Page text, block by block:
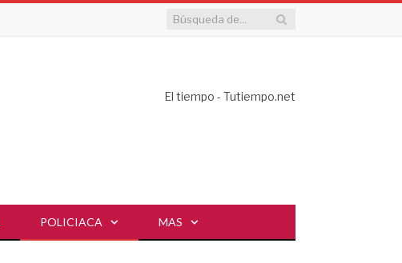
El tiempo - Tutiempo.net
POLICIACA MAS